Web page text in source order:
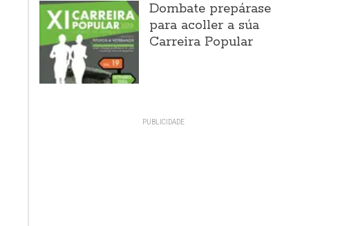
Dombate prepárase
para acoller a súa
Carreira Popular